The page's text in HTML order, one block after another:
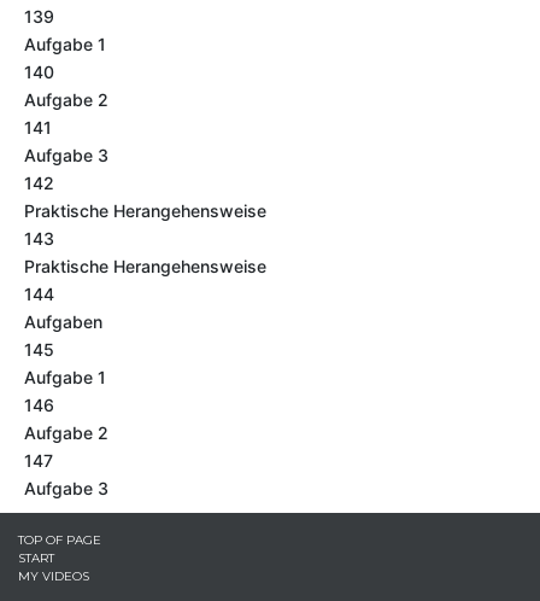
139
Aufgabe 1
140
Aufgabe 2
141
Aufgabe 3
142
Praktische Herangehensweise
143
Praktische Herangehensweise
144
Aufgaben
145
Aufgabe 1
146
Aufgabe 2
147
Aufgabe 3
TOP OF PAGE
START
MY VIDEOS